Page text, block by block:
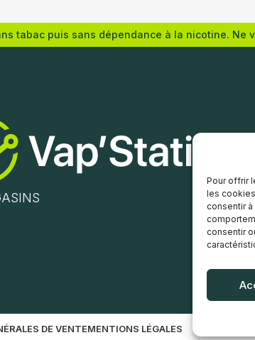
Pour offrir
les
consentir
consentir
6
12
Choix des options
tabac puis sans dépendance à la nicotine. Ne
DE VENTEMENTIONS LÉGALES